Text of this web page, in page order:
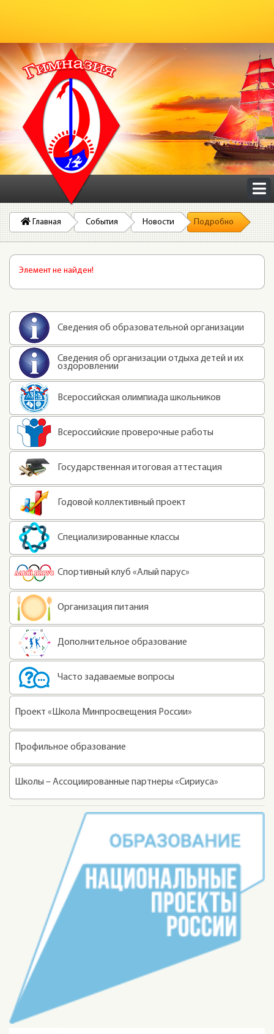
Главная События Новости Подробно
Элемент не найден!
Сведения об образовательной организации
Сведения об организации отдыха детей и их
оздоровлении
Всероссийская олимпиада школьников
Всероссийские проверочные работы
Государственная итоговая аттестация
Годовой коллективный проект
Специализированные классы
Спортивный клуб «Алый парус»
Организация питания
Дополнительное образование
Часто задаваемые вопросы
Проект «Школа Минпросвещения России»
Профильное образование
Школы – Ассоциированные партнеры «Сириуса»